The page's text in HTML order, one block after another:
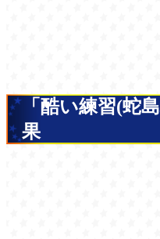
「酷い練習(蛇
果